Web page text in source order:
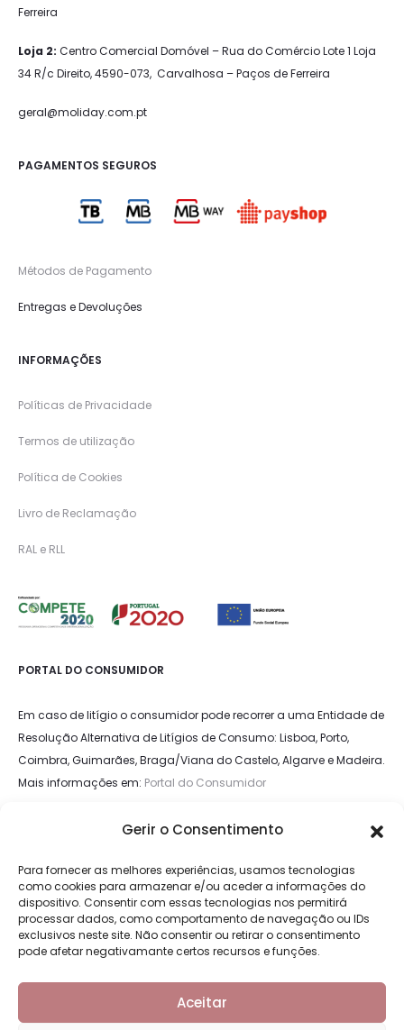
Gerir o Consentimento
Para fornecer as melhores experiências, usamos tecnologias
como cookies para armazenar e/ou aceder a informações do
dispositivo. Consentir com essas tecnologias nos permitirá
processar dados, como comportamento de navegação ou IDs
exclusivos neste site. Não consentir ou retirar o consentimento
pode afetar negativamante certos recursos e funções.
Aceitar
Ferreira
Loja 2: Centro Comercial Domóvel – Rua do Comércio Lote 1 Loja
34 R/c Direito, 4590-073, Carvalhosa – Paços de Ferreira
geral@moliday.com.pt
PAGAMENTOS SEGUROS
Métodos de Pagamento
Entregas e Devoluções
INFORMAÇÕES
Políticas de Privacidade
Termos de utilização
Política de Cookies
Livro de Reclamação
RAL e RLL
PORTAL DO CONSUMIDOR
Em caso de litígio o consumidor pode recorrer a uma Entidade de
Resolução Alternativa de Litígios de Consumo: Lisboa, Porto,
Coimbra, Guimarães, Braga/Viana do Castelo, Algarve e Madeira.
Mais informações em: Portal do Consumidor
LIVRO DE RECLAMAÇÕES
Copyright © 2026 - Moliday - Mobiliário e decoração de interiores